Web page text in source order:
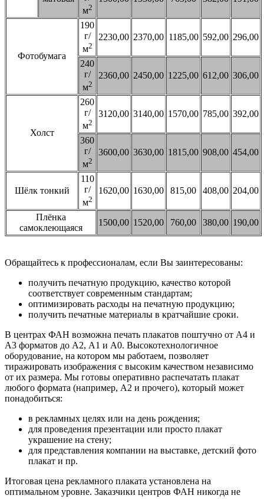
м2
Фотобумага
190
г/
м2
2230,00 2370,00 1185,00 592,00 296,00
240
г/
м2
2360,00 2450,00 1225,00 612,00 306,00
Холст
260
г/
м2
3120,00 3140,00 1570,00 785,00 392,00
360
г/
м2
3600,00 3630,00 1815,00 908,00 454,00
Шёлк тонкий
110
г/
м2
1620,00 1630,00 815,00 408,00 204,00
Плёнка
самоклеющаяся
1500,00 1520,00 760,00 380,00 190,00
Обращайтесь к профессионалам, если Вы заинтересованы:
получить печатную продукцию, качество которой
соответствует современным стандартам;
оптимизировать расходы на печатную продукцию;
получить печатные материалы в кратчайшие сроки.
В центрах ФАН возможна печать плакатов поштучно от А4 и
А3 форматов до А2, А1 и А0. Высокотехнологичное
оборудование, на котором мы работаем, позволяет
тиражировать изображения с высоким качеством независимо
от их размера. Мы готовы оперативно распечатать плакат
любого формата (например, А2 и прочего), который может
понадобиться:
в рекламных целях или на день рождения;
для проведения презентации или просто плакат
украшение на стену;
для представления компании на выставке, детский фото
плакат и пр.
Итоговая цена рекламного плаката установлена на
оптимальном уровне. Заказчики центров ФАН никогда не